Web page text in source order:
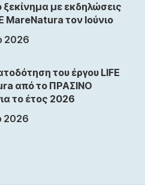
ξεκίνημα με εκδηλώσεις
MareNatura τον Ιούνιο
2026
του έργου LIFE
από το ΠΡΑΣΙΝΟ
το έτος 2026
2026